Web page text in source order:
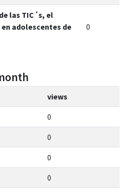
las TIC´s, el
adolescentes de
0
views
0
0
0
0